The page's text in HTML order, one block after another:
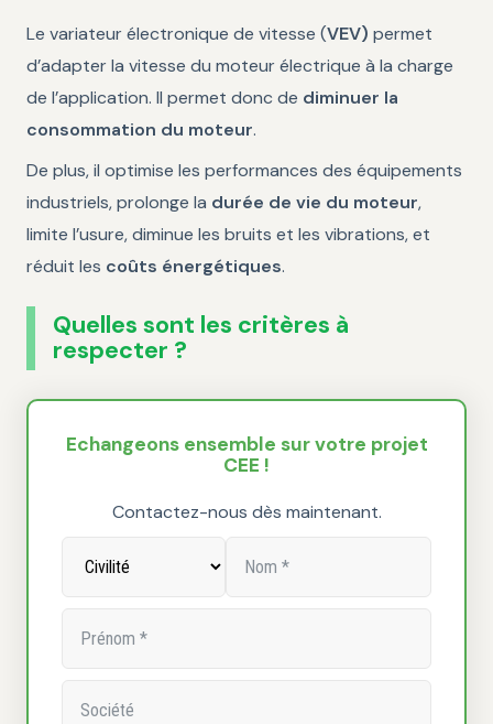
Le variateur électronique de vitesse (VEV) permet
d’adapter la vitesse du moteur électrique à la charge
de l’application. Il permet donc de diminuer la
consommation du moteur.
De plus, il optimise les performances des équipements
industriels, prolonge la durée de vie du moteur,
limite l’usure, diminue les bruits et les vibrations, et
réduit les coûts énergétiques.
Quelles sont les critères à
respecter ?
Echangeons ensemble sur votre projet
CEE !
Contactez-nous dès maintenant.